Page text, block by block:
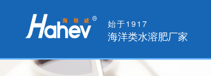
始于1917
海洋类水溶肥厂家